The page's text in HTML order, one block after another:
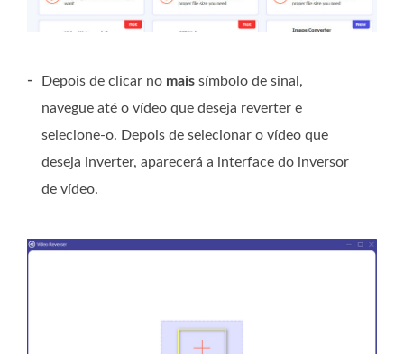
- Depois de clicar no mais símbolo de sinal,
navegue até o vídeo que deseja reverter e
selecione-o. Depois de selecionar o vídeo que
deseja inverter, aparecerá a interface do inversor
de vídeo.